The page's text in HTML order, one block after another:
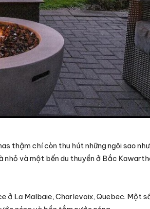
thậm chí còn thu hút những ngôi sao
nhỏ và một bến du thuyền ở Bắc
ở La Malbaie, Charlevoix, Quebec. Một